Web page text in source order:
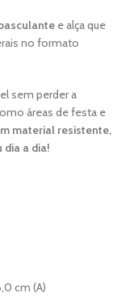
e alça que
no formato
sem perder a
áreas de festa e
material resistente,
a dia!
cm (A)